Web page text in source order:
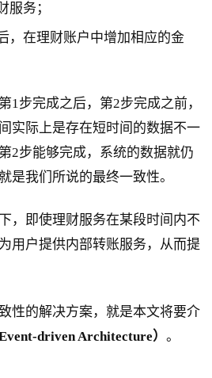
服务；
，在理财账户中增加相应的金
1步完成之后，第2步完成之前，
实际上是存在短时间的数据不一
2步能够完成，系统的数据就仍
是我们所说的最终一致性。
，即使理财服务在某段时间内不
用户提供内部转账服务，从而提
性的解决方案，就是本文将要介
driven Architecture） 。